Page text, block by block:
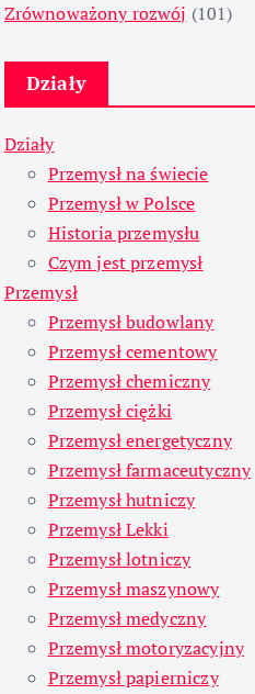
Zrównoważony rozwój (101)
Działy
Działy
Przemysł na świecie
Przemysł w Polsce
Historia przemysłu
Czym jest przemysł
Przemysł
Przemysł budowlany
Przemysł cementowy
Przemysł chemiczny
Przemysł ciężki
Przemysł energetyczny
Przemysł farmaceutyczny
Przemysł hutniczy
Przemysł Lekki
Przemysł lotniczy
Przemysł maszynowy
Przemysł medyczny
Przemysł motoryzacyjny
Przemysł papierniczy